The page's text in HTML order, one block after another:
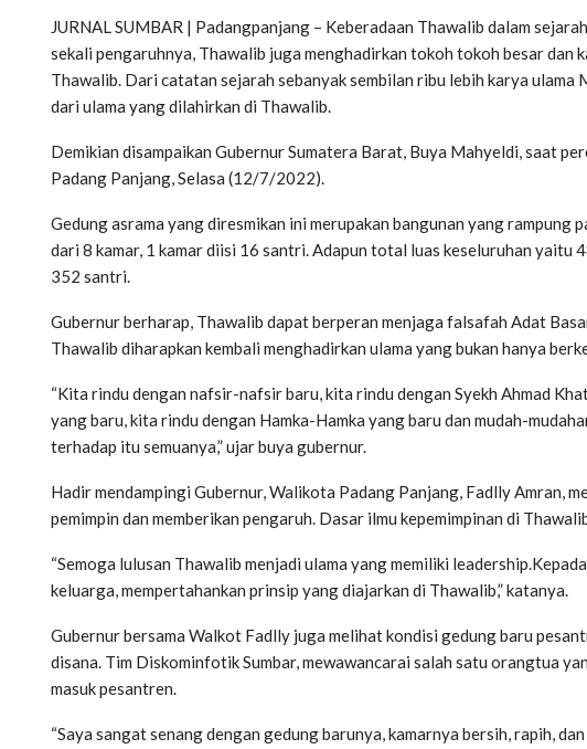
JURNAL SUMBAR | Padangpanjang – Keberadaan Thawalib dalam
sekali pengaruhnya, Thawalib juga menghadirkan tokoh tokoh besar dan
Thawalib. Dari catatan sejarah sebanyak sembilan ribu lebih karya
dari ulama yang dilahirkan di Thawalib.
Demikian disampaikan Gubernur Sumatera Barat, Buya Mahyeldi, saat
Padang Panjang, Selasa (12/7/2022).
Gedung asrama yang diresmikan ini merupakan bangunan yang rampung
dari 8 kamar, 1 kamar diisi 16 santri. Adapun total luas keseluruhan yaitu
352 santri.
Gubernur berharap, Thawalib dapat berperan menjaga falsafah Adat
Thawalib diharapkan kembali menghadirkan ulama yang bukan hanya
“Kita rindu dengan nafsir-nafsir baru, kita rindu dengan Syekh Ahmad
yang baru, kita rindu dengan Hamka-Hamka yang baru dan mudah-
terhadap itu semuanya,” ujar buya gubernur.
Hadir mendampingi Gubernur, Walikota Padang Panjang, Fadlly Amran,
pemimpin dan memberikan pengaruh. Dasar ilmu kepemimpinan di
“Semoga lulusan Thawalib menjadi ulama yang memiliki
keluarga, mempertahankan prinsip yang diajarkan di Thawalib,” katanya.
Gubernur bersama Walkot Fadlly juga melihat kondisi gedung baru
disana. Tim Diskominfotik Sumbar, mewawancarai salah satu orangtua
masuk pesantren.
“Saya sangat senang dengan gedung barunya, kamarnya bersih, rapih,